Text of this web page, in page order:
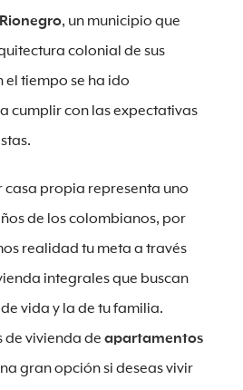
, un municipio que
colonial de sus
el tiempo se ha ido
cumplir con las expectativas
casa propia representa uno
de los colombianos, por
realidad tu meta a través
integrales que buscan
vida y la de tu familia.
de vivienda de apartamentos
gran opción si deseas vivir